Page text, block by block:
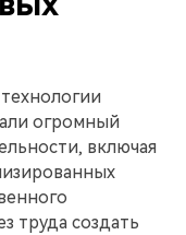
огромный
включая
труда создать